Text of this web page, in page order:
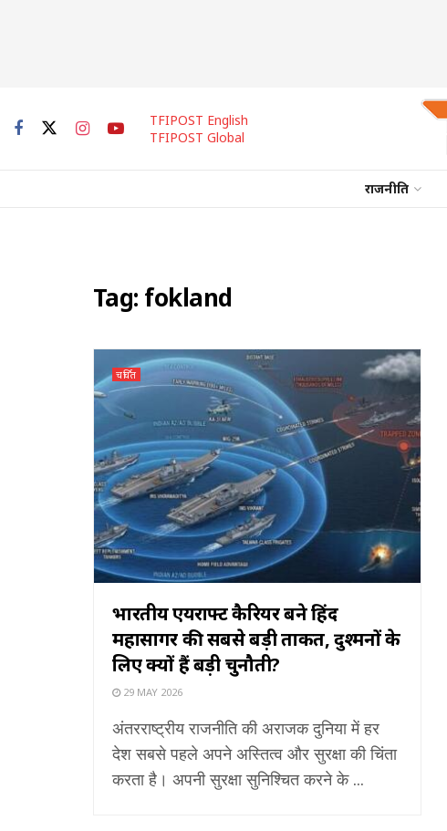
TFIPOST English
TFIPOST Global
राजनीति
Tag: fokland
चर्चित
भारतीय एयरक्राफ्ट कैरियर बने हिंद
महासागर की सबसे बड़ी ताकत, दुश्मनों के
लिए क्यों हैं बड़ी चुनौती?
29 MAY 2026
अंतरराष्ट्रीय राजनीति की अराजक दुनिया में हर
देश सबसे पहले अपने अस्तित्व और सुरक्षा की चिंता
करता है। अपनी सुरक्षा सुनिश्चित करने के ...